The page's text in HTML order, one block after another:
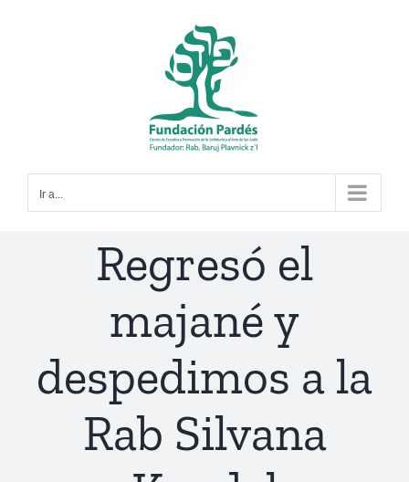
Ir a...
Regresó el
majané y
despedimos a la
Rab Silvana